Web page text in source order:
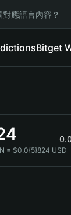
對應語言內容？
Bitget
= $0.0{5}824 USD